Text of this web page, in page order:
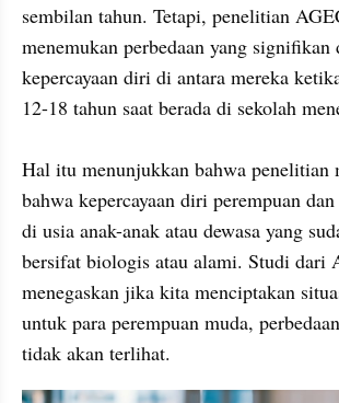
sembilan tahun. Tetapi, penelitian
menemukan perbedaan yang signifikan
kepercayaan diri di antara mereka
12-18 tahun saat berada di sekolah
Hal itu menunjukkan bahwa penelitian
bahwa kepercayaan diri perempuan
di usia anak-anak atau dewasa yang
bersifat biologis atau alami. Studi dari
menegaskan jika kita menciptakan
untuk para perempuan muda,